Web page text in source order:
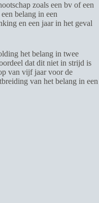
zoals een bv of een
belang in een
en een jaar in het geval
het belang in twee
dat dit niet in strijd is
van vijf jaar voor de
van het belang in een